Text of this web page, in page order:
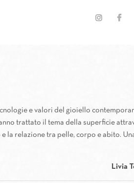
e valori del gioiello
trattato il tema della superficie
la relazione tra pelle, corpo e abito.
Livia